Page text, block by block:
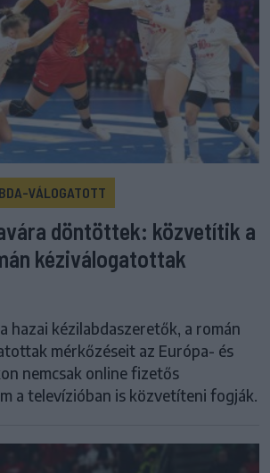
VÁLOGATOTT
döntöttek: közvetítik a
kéziválogatottak
hazai kézilabdaszeretők, a román
mérkőzéseit az Európa- és
nemcsak online fizetős
a televízióban is közvetíteni fogják.